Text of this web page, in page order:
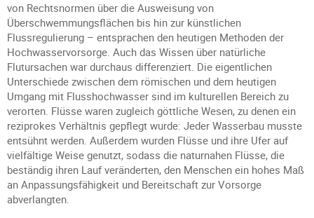
von Rechtsnormen über die Ausweisung von
Überschwemmungsflächen bis hin zur künstlichen
Flussregulierung – entsprachen den heutigen Methoden der
Hochwasservorsorge. Auch das Wissen über natürliche
Flutursachen war durchaus differenziert. Die eigentlichen
Unterschiede zwischen dem römischen und dem heutigen
Umgang mit Flusshochwasser sind im kulturellen Bereich zu
verorten. Flüsse waren zugleich göttliche Wesen, zu denen ein
reziprokes Verhältnis gepflegt wurde: Jeder Wasserbau musste
entsühnt werden. Außerdem wurden Flüsse und ihre Ufer auf
vielfältige Weise genutzt, sodass die naturnahen Flüsse, die
beständig ihren Lauf veränderten, den Menschen ein hohes Maß
an Anpassungsfähigkeit und Bereitschaft zur Vorsorge
abverlangten.